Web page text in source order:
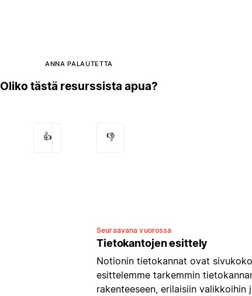
ANNA PALAUTETTA
Oliko tästä resurssista apua?
👍 👎
Seuraavana vuorossa
Tietokantojen esittely
Notionin tietokannat ovat
esittelemme tarkemmin
rakenteeseen, erilaisiin valikkoihin